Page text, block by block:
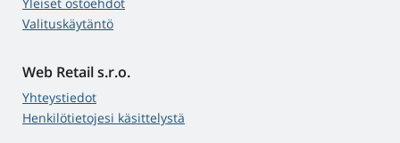
Valituskäytäntö
Web Retail s.r.o.
Yhteystiedot
Henkilötietojesi käsittelystä